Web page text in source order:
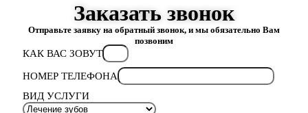
Заказать звонок
Отправьте заявку на обратный звонок, и мы обязательно Вам
позвоним
КАК ВАС ЗОВУТ
НОМЕР ТЕЛЕФОНА
ВИД УСЛУГИ